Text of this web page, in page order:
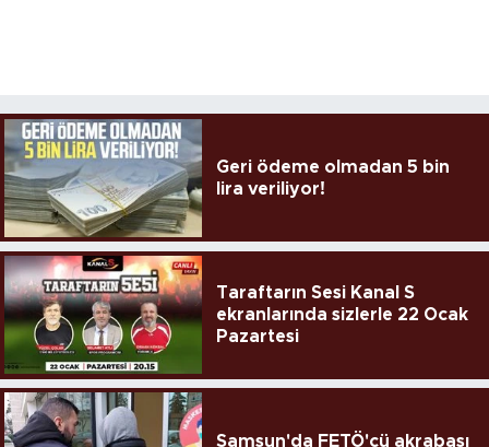
Geri ödeme olmadan 5 bin
lira veriliyor!
Taraftarın Sesi Kanal S
ekranlarında sizlerle 22 Ocak
Pazartesi
Samsun'da FETÖ'cü akrabası